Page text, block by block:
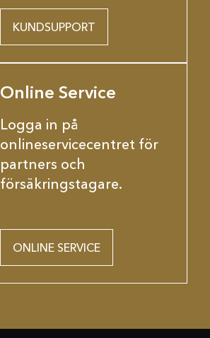
KUNDSUPPORT
Online Service
Logga in på
onlineservicecentret för
partners och
försäkringstagare.
ONLINE SERVICE